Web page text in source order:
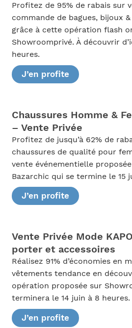
Profitez de 95% de rabais sur
commande de bagues, bijoux
grâce à cette opération flash
Showroomprivé. À découvrir
heures.
J’en profite
Chaussures Homme &
– Vente Privée
Profitez de jusqu’à 62% de
chaussures de qualité pour
vente événementielle
Bazarchic qui se termine le 15
J’en profite
Vente Privée Mode
porter et accessoires
Réalisez 91% d’économies en
vêtements tendance en
opération proposée sur
terminera le 14 juin à 8 heures.
J’en profite